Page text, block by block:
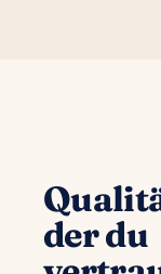
der du